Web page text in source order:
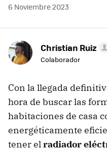
6 Noviembre 2023
Christian Ruiz
Colaborador
Con la llegada
hora de buscar las
habitaciones de casa
energéticamente
tener elradiador